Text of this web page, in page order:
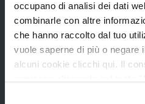
occupano di analisi dei dati
combinarle con altre
che hanno raccolto dal tuo
vuole saperne di più o negare
alcuni cookie clicchi qui. Il
Provincia di